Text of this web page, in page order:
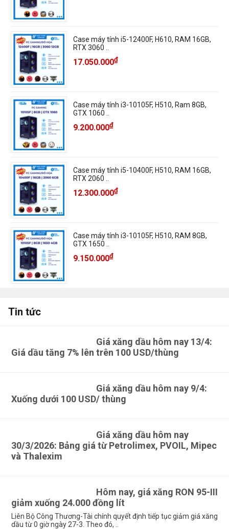
Case máy tính i5-12400F, H610, RAM 16GB,
RTX 3060 ..
17.050.000₫
Case máy tính i3-10105F, H510, Ram 8GB,
GTX 1060 ..
9.200.000₫
Case máy tính i5-10400F, H510, RAM 16GB,
RTX 2060 ..
12.300.000₫
Case máy tính i3-10105F, H510, RAM 8GB,
GTX 1650 ..
9.150.000₫
Tin tức
Giá xăng dầu hôm nay 13/4:
Giá dầu tăng 7% lên trên 100 USD/thùng
Giá xăng dầu hôm nay 9/4:
Xuống dưới 100 USD/ thùng
Giá xăng dầu hôm nay
30/3/2026: Bảng giá từ Petrolimex, PVOIL, Mipec
và Thalexim
Hôm nay, giá xăng RON 95-III
giảm xuống 24.000 đồng lít
Liên Bộ Công Thương-Tài chính quyết định tiếp tục giảm giá xăng
dầu từ 0 giờ ngày 27-3. Theo đó, ..